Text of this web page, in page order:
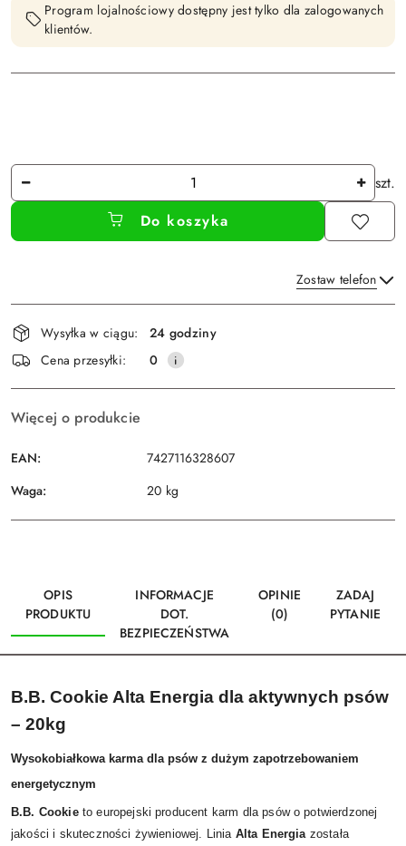
Program lojalnościowy dostępny jest tylko dla zalogowanych
klientów.
Ilość
szt.
Do koszyka
Zostaw telefon
Wyślij
Dostępność
i
dostawa
Wysyłka w ciągu:
24 godziny
Cena przesyłki:
0
Więcej o produkcie
EAN:
7427116328607
Waga:
20 kg
OPIS
PRODUKTU
INFORMACJE
DOT.
BEZPIECZEŃSTWA
OPINIE
(0)
ZADAJ
PYTANIE
B.B. Cookie Alta Energia dla aktywnych psów
– 20kg
Wysokobiałkowa karma dla psów z dużym zapotrzebowaniem
energetycznym
B.B. Cookieto europejski producent karm dla psów o potwierdzonej
jakości i skuteczności żywieniowej. Linia Alta Energiazostała